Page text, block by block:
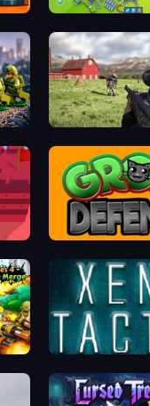
Pumpkin Defense: Merge Cannon Machine Eater
Dead Zed
Grow Defense
Xeno Tactic